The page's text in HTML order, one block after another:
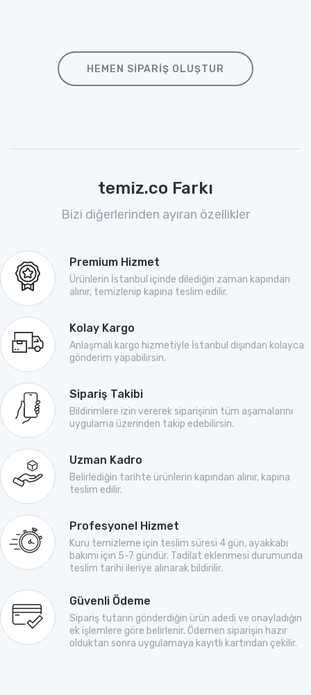
HEMEN SIPARIŞ OLUŞTUR
temiz.co Farkı
Bizi diğerlerinden ayıran özellikler
Premium Hizmet
Ürünlerin İstanbul içinde dilediğin zaman kapından
alınır, temizlenip kapına teslim edilir.
Kolay Kargo
Anlaşmalı kargo hizmetiyle İstanbul dışından kolayca
gönderim yapabilirsin.
Sipariş Takibi
Bildirimlere izin vererek siparişinin tüm aşamalarını
uygulama üzerinden takip edebilirsin.
Uzman Kadro
Belirlediğin tarihte ürünlerin kapından alınır, kapına
teslim edilir.
Profesyonel Hizmet
Kuru temizleme için teslim süresi 4 gün, ayakkabı
bakımı için 5-7 gündür. Tadilat eklenmesi durumunda
teslim tarihi ileriye alınarak bildirilir.
Güvenli Ödeme
Sipariş tutarın gönderdiğin ürün adedi ve onayladığın
ek işlemlere göre belirlenir. Ödemen siparişin hazır
olduktan sonra uygulamaya kayıtlı kartından çekilir.